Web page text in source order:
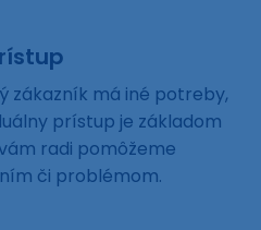
zákazník má iné potreby,
prístup je základom
radi pomôžeme
či problémom.